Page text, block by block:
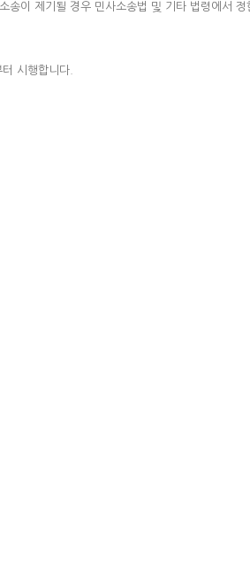
송이 제기될 경우 민사소송법 및 기타 법령에서
시행합니다.